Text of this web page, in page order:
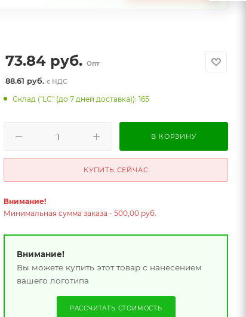
73.84 руб. Опт
88.61 руб.с НДС
Склад ("LC" (до 7 дней доставка)): 165
В КОРЗИНУ
КУПИТЬ СЕЙЧАС
Внимание!
Минимальная сумма заказа - 500,00 руб.
Внимание!
Вы можете купить этот товар с нанесением
вашего логотипа
РАССЧИТАТЬ СТОИМОСТЬ